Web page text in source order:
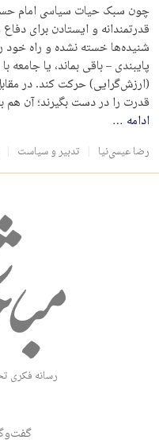
چون سبک حیات سیاسی امام
قدرتمندانه و ایستادن برای
شنیده‌­ها خسته نشده و راه خود
پایبندی – باقی بماند، یا
(ارزش‌گرایی) حرکت کند. در
قدرت را در دست بگیرند؛ آن
ادامه …
رضا عیسی‌نیا تدبیر و سیاست
رسانه فکری